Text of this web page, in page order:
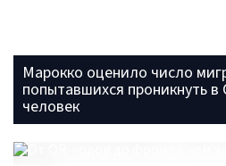
Марокко оценило число
попытавшихся проникнуть в
человек